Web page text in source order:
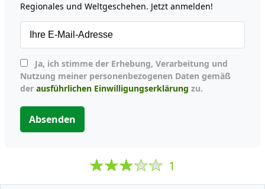
Regionales und Weltgeschehen. Jetzt anmelden!
Nutzung meiner personenbezogenen Daten gemäß
der ausführlichen Einwilligungserklärung zu.
Absenden
1